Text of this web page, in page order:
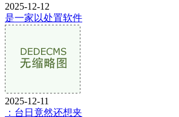
2025-12-12
是一家以处置软件
2025-12-11
：台日竟然还想夹